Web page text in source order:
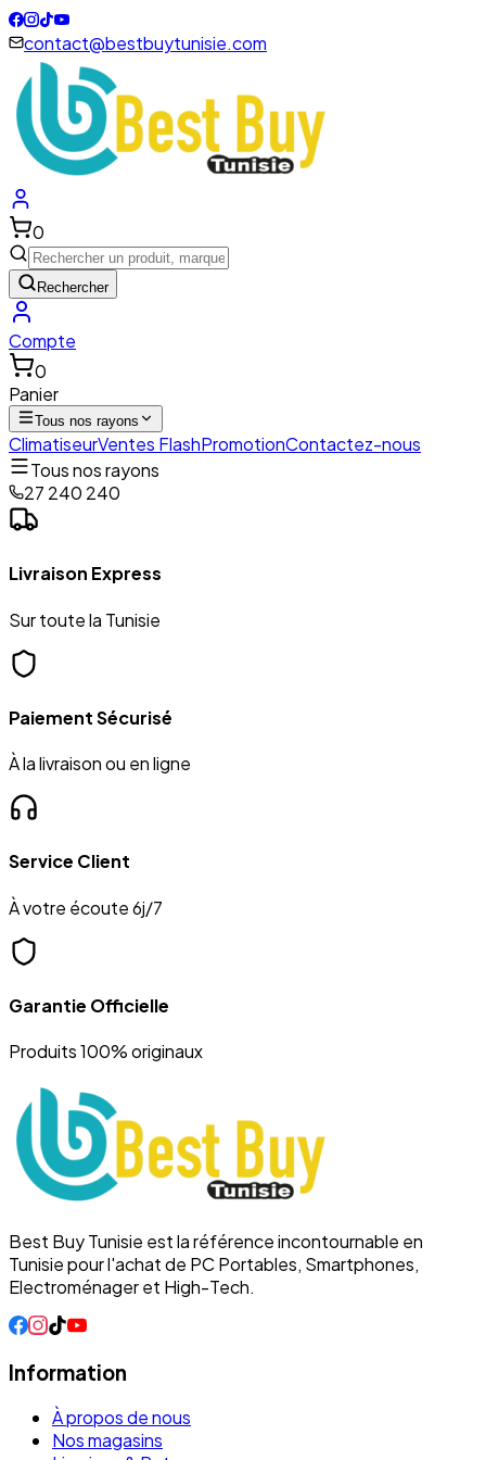
contact@bestbuytunisie.com
0
Rechercher
Compte
0
Panier
Tous nos rayons
ClimatiseurVentes FlashPromotionContactez-nous
Tous nos rayons
27 240 240
Livraison Express
Sur toute la Tunisie
Paiement Sécurisé
À la livraison ou en ligne
Service Client
À votre écoute 6j/7
Garantie Officielle
Produits 100% originaux
Best Buy Tunisie est la référence incontournable en
Tunisie pour l'achat de PC Portables, Smartphones,
Electroménager et High-Tech.
Information
À propos de nous
Nos magasins